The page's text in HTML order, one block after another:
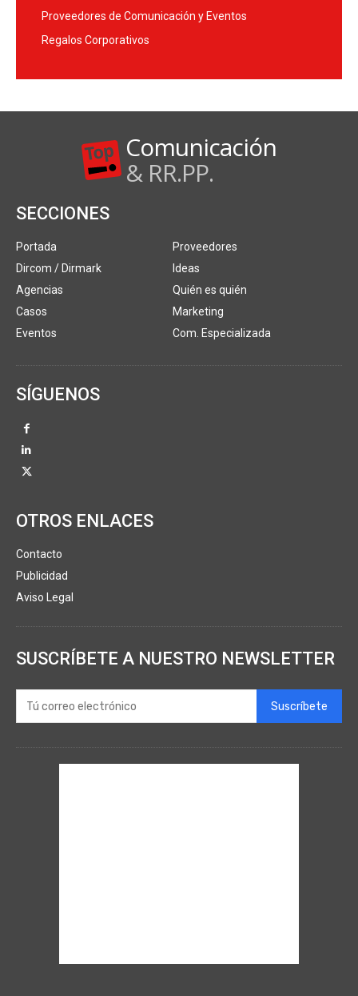
Proveedores de Comunicación y Eventos
Regalos Corporativos
Comunicación
& RR.PP.
SECCIONES
Portada
Dircom / Dirmark
Agencias
Casos
Eventos
Proveedores
Ideas
Quién es quién
Marketing
Com. Especializada
SÍGUENOS
OTROS ENLACES
Contacto
Publicidad
Aviso Legal
SUSCRÍBETE A NUESTRO NEWSLETTER
Suscríbete